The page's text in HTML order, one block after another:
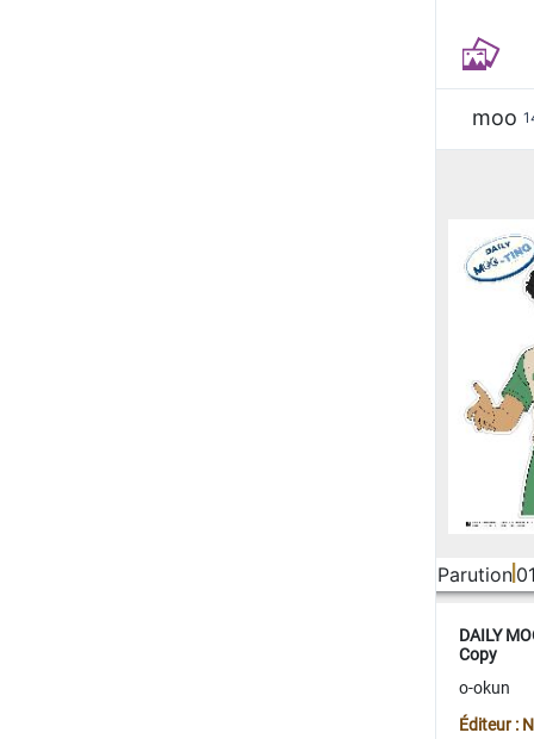
moo
Parution
DAILY
Copy
o-okun
Éditeur :